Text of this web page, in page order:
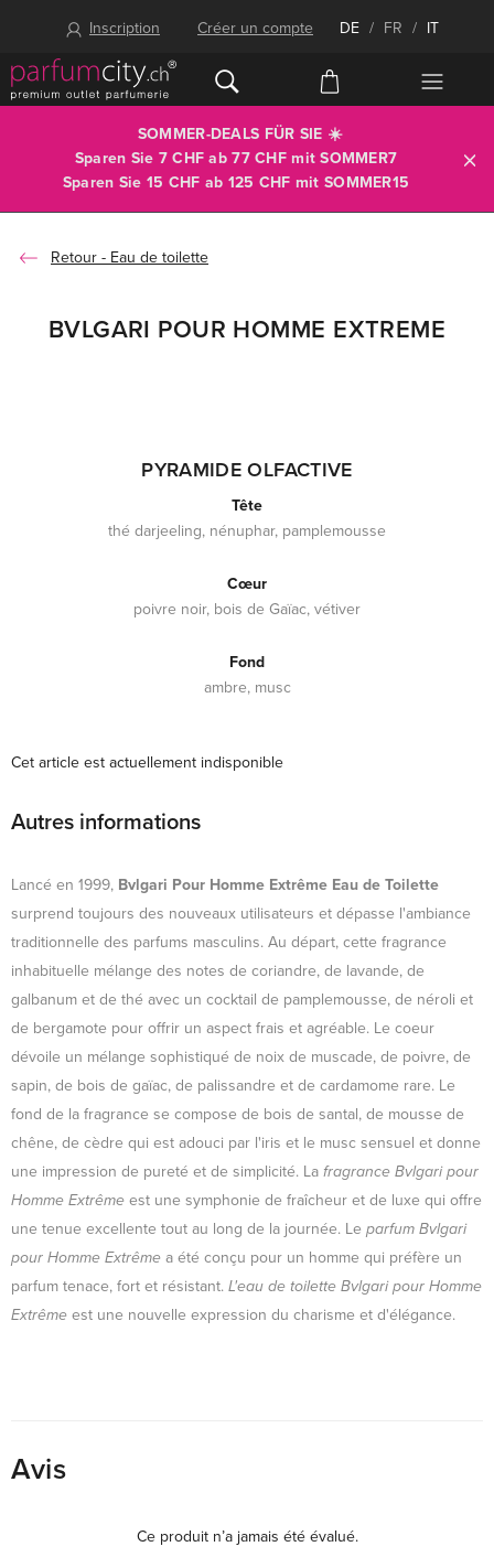
Inscription Créer un compte DE / FR / IT
SOMMER-DEALS FÜR SIE ☀️
Sparen Sie 7 CHF ab 77 CHF mitSOMMER7
Sparen Sie 15 CHF ab 125 CHF mit SOMMER15
Eau de toilette
BVLGARI POUR HOMME EXTREME
PYRAMIDE OLFACTIVE
Tête
thé darjeeling, nénuphar, pamplemousse
Cœur
poivre noir, bois de Gaïac, vétiver
Fond
ambre, musc
Cet article est actuellement indisponible
Autres informations
Lancé en 1999, Bvlgari Pour Homme Extrême Eau de Toilette
surprend toujours des nouveaux utilisateurs et dépasse l'ambiance
traditionnelle des parfums masculins. Au départ, cette fragrance
inhabituelle mélange des notes de coriandre, de lavande, de
galbanum et de thé avec un cocktail de pamplemousse, de néroli et
de bergamote pour offrir un aspect frais et agréable. Le coeur
dévoile un mélange sophistiqué de noix de muscade, de poivre, de
sapin, de bois de gaïac, de palissandre et de cardamome rare. Le
fond de la fragrance se compose de bois de santal, de mousse de
chêne, de cèdre qui est adouci par l'iris et le musc sensuel et donne
une impression de pureté et de simplicité. La fragrance Bvlgari pour
Homme Extrême est une symphonie de fraîcheur et de luxe qui offre
une tenue excellente tout au long de la journée. Le parfum Bvlgari
pour Homme Extrême a été conçu pour un homme qui préfère un
parfum tenace, fort et résistant. L'eau de toilette Bvlgari pour Homme
Extrême est une nouvelle expression du charisme et d'élégance.
Avis
Ce produit n’a jamais été évalué.